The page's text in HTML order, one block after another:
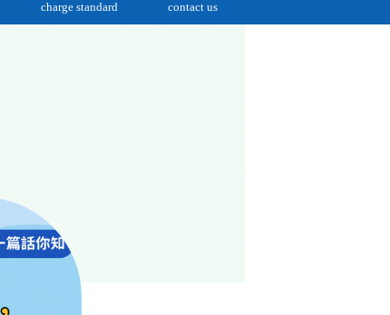
charge standard contact us